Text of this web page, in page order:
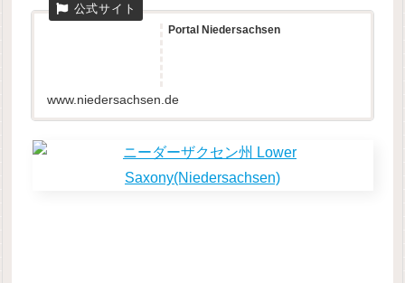
Portal Niedersachsen
www.niedersachsen.de